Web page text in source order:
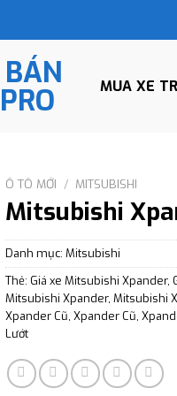
MUA XE
Ô TÔ MỚI / MITSUBISHI
Mitsubishi
Danh mục: Mitsubishi
Thẻ: Giá xe Mitsubishi Xpander,
Mitsubishi Xpander, Mitsubishi
Xpander Cũ, Xpander Cũ,
Lướt